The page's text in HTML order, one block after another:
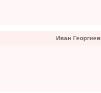
Иван Георгиев